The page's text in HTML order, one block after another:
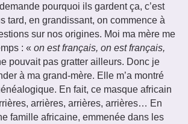
pourquoi ils gardent ça, c’est
tard, en grandissant, on commence à
sur nos origines. Moi ma mère me
: « on est français, on est français,
pouvait pas gratter ailleurs. Donc je
à ma grand-mère. Elle m’a montré
En fait, ce masque africain
arrières, arrières, arrières… En
famille africaine, emmenée dans les